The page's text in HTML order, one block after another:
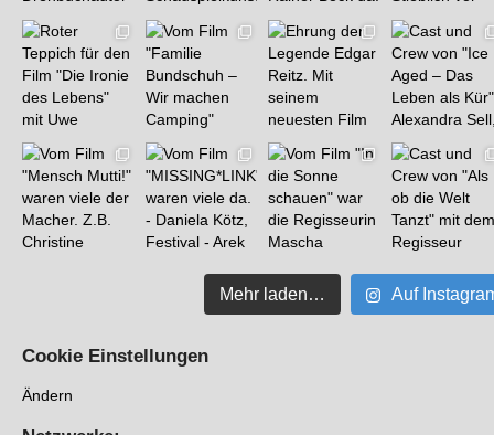
Mehr laden… Auf
Cookie Einstellungen
Ändern